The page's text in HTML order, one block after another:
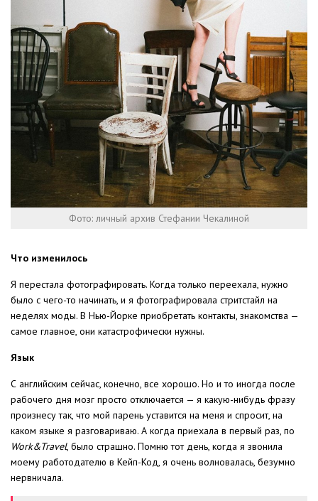
Фото: личный архив Стефании Чекалиной
Что изменилось
Я перестала фотографировать. Когда только переехала, нужно
было с чего-то начинать, и я фотографировала стритстайл на
неделях моды. В Нью-Йорке приобретать контакты, знакомства —
самое главное, они катастрофически нужны.
Язык
С английским сейчас, конечно, все хорошо. Но и то иногда после
рабочего дня мозг просто отключается — я какую-нибудь фразу
произнесу так, что мой парень уставится на меня и спросит, на
каком языке я разговариваю. А когда приехала в первый раз, по
Work&Travel, было страшно. Помню тот день, когда я звонила
моему работодателю в Кейп-Код, я очень волновалась, безумно
нервничала.